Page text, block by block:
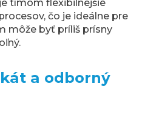
tímom flexibilnejšie
čo je ideálne pre
môže byť príliš prísny
a odborný